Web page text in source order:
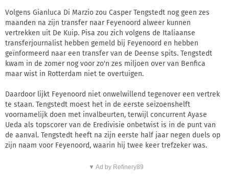
Volgens Gianluca Di Marzio zou Casper Tengstedt nog geen zes
maanden na zijn transfer naar Feyenoord alweer kunnen
vertrekken uit De Kuip. Pisa zou zich volgens de Italiaanse
transferjournalist hebben gemeld bij Feyenoord en hebben
geïnformeerd naar een transfer van de Deense spits. Tengstedt
kwam in de zomer nog voor zo'n zes miljoen over van Benfica
maar wist in Rotterdam niet te overtuigen.
Daardoor lijkt Feyenoord niet onwelwillend tegenover een vertrek
te staan. Tengstedt moest het in de eerste seizoenshelft
voornamelijk doen met invalbeurten, terwijl concurrent Ayase
Ueda als topscorer van de Eredivisie onbetwist is in de punt van
de aanval. Tengstedt heeft na zijn eerste half jaar negen duels op
zijn naam voor Feyenoord, waarin hij twee keer trefzeker was.
▼ Ad by Refinery89